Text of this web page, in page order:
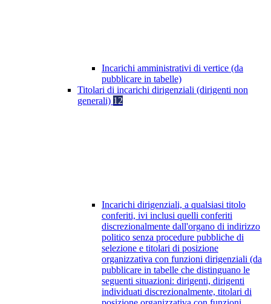
Incarichi amministrativi di vertice (da
pubblicare in tabelle)
Titolari di incarichi dirigenziali (dirigenti non
generali) 12
Incarichi dirigenziali, a qualsiasi titolo
conferiti, ivi inclusi quelli conferiti
discrezionalmente dall'organo di indirizzo
politico senza procedure pubbliche di
selezione e titolari di posizione
organizzativa con funzioni dirigenziali (da
pubblicare in tabelle che distinguano le
seguenti situazioni: dirigenti, dirigenti
individuati discrezionalmente, titolari di